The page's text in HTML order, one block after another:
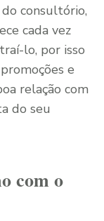
consultório,
cada vez
lo, por isso
e
relação com
do seu
com o